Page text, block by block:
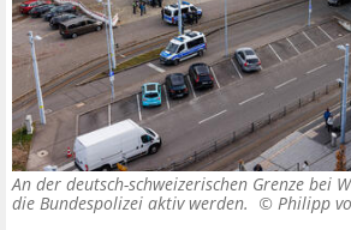
An der deutsch-schweizerischen Grenze bei
die Bundespolizei aktiv werden. © Philipp